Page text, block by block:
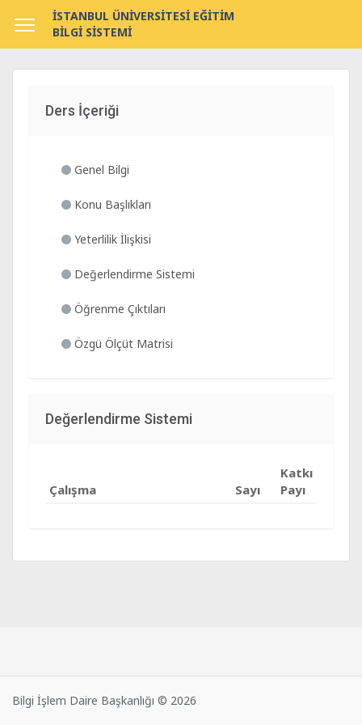
İSTANBUL ÜNİVERSİTESİ EĞİTİM
BİLGİ SİSTEMİ
Ders İçeriği
Genel Bilgi
Konu Başlıkları
Yeterlilik İlişkisi
Değerlendirme Sistemi
Öğrenme Çıktıları
Özgü Ölçüt Matrisi
Değerlendirme Sistemi
Çalışma Sayı
Katkı
Payı
Bilgi İşlem Daire Başkanlığı © 2026